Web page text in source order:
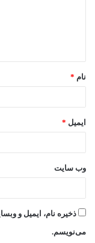
*
نام *
ایمیل *
وب‌ سایت
ذخیره نام، ایمیل و
می‌نویسم.